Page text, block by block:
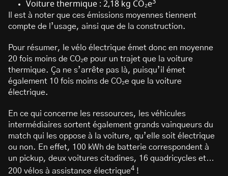
Voiture thermique : 2,18 kg CO₂e3
Il est à noter que ces émissions moyennes tiennent
compte de l’usage, ainsi que de la construction.
Pour résumer, le vélo électrique émet donc en moyenne
20 fois moins de CO₂e pour un trajet que la voiture
thermique. Ça ne s’arrête pas là, puisqu’il émet
également 10 fois moins de CO₂e que la voiture
électrique.
En ce qui concerne les ressources, les véhicules
intermédiaires sortent également grands vainqueurs du
match qui les oppose à la voiture, qu’elle soit électrique
ou non. En effet, 100 kWh de batterie correspondent à
un pickup, deux voitures citadines, 16 quadricycles et…
200 vélos à assistance électrique4 !